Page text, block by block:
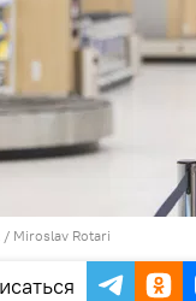
Miroslav Rotari